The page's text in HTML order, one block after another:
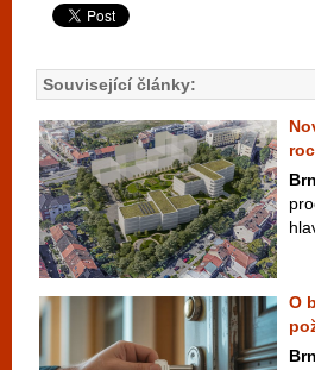
Související články:
O